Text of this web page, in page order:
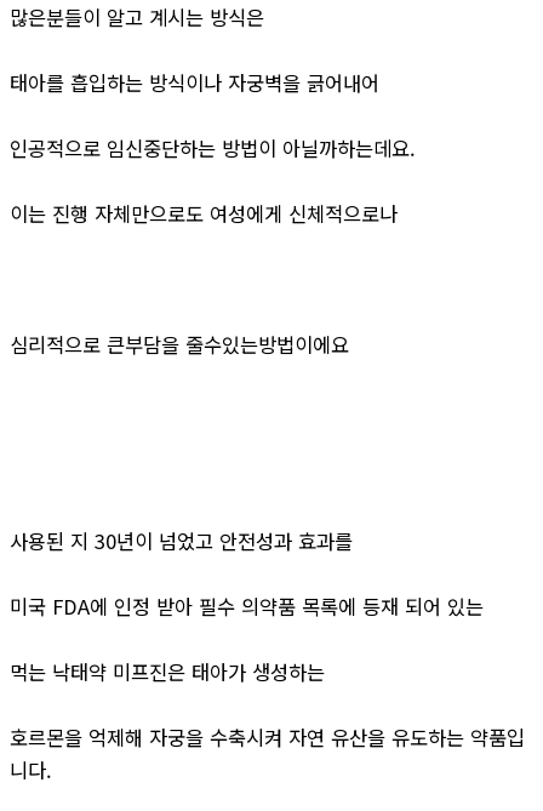
많은분들이 알고 계시는 방식은
태아를 흡입하는 방식이나 자궁벽을 긁어내어
인공적으로 임신중단하는 방법이 아닐까하는데요.
이는 진행 자체만으로도 여성에게 신체적으로나
심리적으로 큰부담을 줄수있는방법이에요
사용된 지 30년이 넘었고 안전성과 효과를
미국 FDA에 인정 받아 필수 의약품 목록에 등재 되어 있는
먹는 낙태약 미프진은 태아가 생성하는
호르몬을 억제해 자궁을 수축시켜 자연 유산을 유도하는 약품입
니다.